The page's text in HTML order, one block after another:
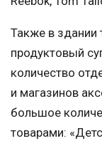
Также в здании
продуктовый
количество
и магазинов
большое
товарами: